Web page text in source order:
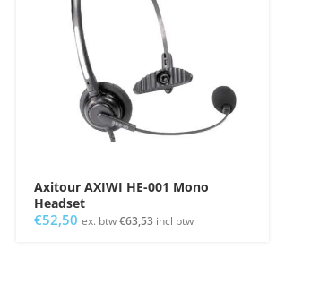
Axitour AXIWI HE-001 Mono
Headset
€52,50 ex. btw€63,53 incl btw